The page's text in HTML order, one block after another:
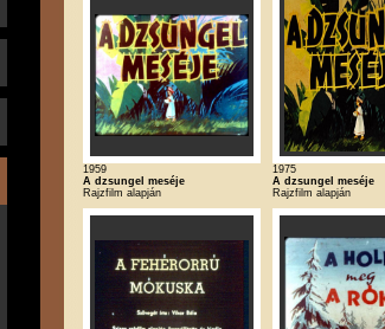
1959
A dzsungel meséje
Rajzfilm alapján
1975
A dzsungel meséje
Rajzfilm alapján